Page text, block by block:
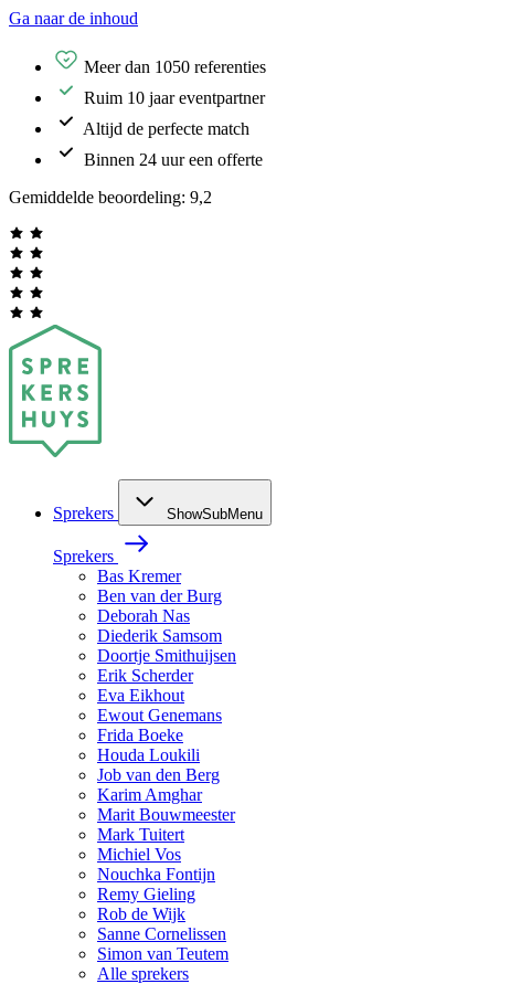
Ga naar de inhoud
Meer dan 1050 referenties
Ruim 10 jaar eventpartner
Altijd de perfecte match
Binnen 24 uur een offerte
Gemiddelde beoordeling: 9,2
Sprekers ShowSubMenu
Sprekers
Bas Kremer
Ben van der Burg
Deborah Nas
Diederik Samsom
Doortje Smithuijsen
Erik Scherder
Eva Eikhout
Ewout Genemans
Frida Boeke
Houda Loukili
Job van den Berg
Karim Amghar
Marit Bouwmeester
Mark Tuitert
Michiel Vos
Nouchka Fontijn
Remy Gieling
Rob de Wijk
Sanne Cornelissen
Simon van Teutem
Alle sprekers